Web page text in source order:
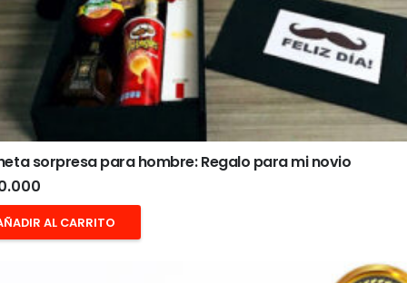
sorpresa para hombre: Regalo para mi novio
AL CARRITO